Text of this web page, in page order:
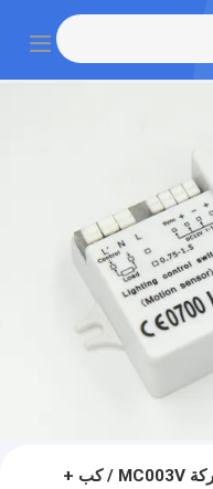
شنت السقف اللاسلكية استشعار الحركة MC003V / كب +